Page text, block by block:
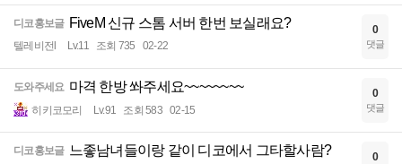
디코홍보글 FiveM 신규 스톰 서버 한번 보실래요?
텔레비전l Lv.11 조회 735 02-22
0
댓글
도와주세요 마격 한방 쏴주세요~~~~~~~~
히키코모리 Lv.91 조회 583 02-15
0
댓글
디코홍보글 느좋남녀들이랑 같이 디코에서 그타할사람? 0